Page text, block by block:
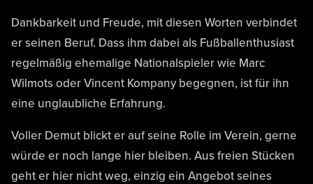
Dankbarkeit und Freude, mit diesen Worten verbindet
er seinen Beruf. Dass ihm dabei als Fußballenthusiast
regelmäßig ehemalige Nationalspieler wie Marc
Wilmots oder Vincent Kompany begegnen, ist für ihn
eine unglaubliche Erfahrung.
Voller Demut blickt er auf seine Rolle im Verein, gerne
würde er noch lange hier bleiben. Aus freien Stücken
geht er hier nicht weg, einzig ein Angebot seines